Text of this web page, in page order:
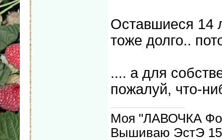
Оставшиеся 14
тоже долго..
.... а для
пожалуй, что-
Моя "ЛАВОЧКА
Вышиваю ЭстЭ